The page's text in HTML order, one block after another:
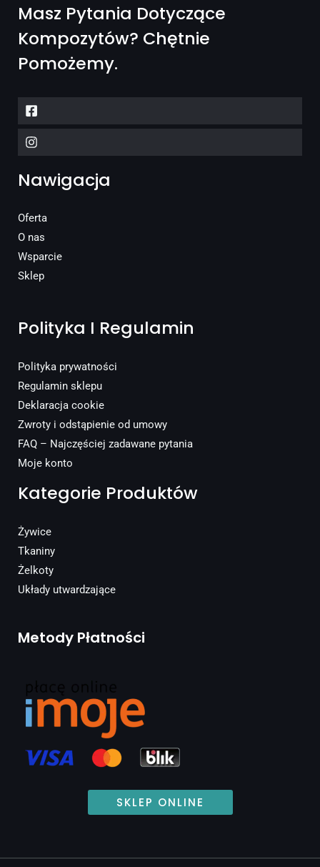
Masz Pytania Dotyczące
Kompozytów? Chętnie
Pomożemy.
Nawigacja
Oferta
O nas
Wsparcie
Sklep
Polityka I Regulamin
Polityka prywatności
Regulamin sklepu
Deklaracja cookie
Zwroty i odstąpienie od umowy
FAQ – Najczęściej zadawane pytania
Moje konto
Kategorie Produktów
Żywice
Tkaniny
Żelkoty
Układy utwardzające
Metody Płatności
SKLEP ONLINE